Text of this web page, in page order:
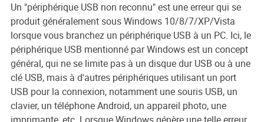
Un "périphérique USB non reconnu" est une erreur qui se
produit généralement sous Windows 10/8/7/XP/Vista
lorsque vous branchez un périphérique USB à un PC. Ici, le
périphérique USB mentionné par Windows est un concept
général, qui ne se limite pas à un disque dur USB ou à une
clé USB, mais à d'autres périphériques utilisant un port
USB pour la connexion, notamment une souris USB, un
clavier, un téléphone Android, un appareil photo, une